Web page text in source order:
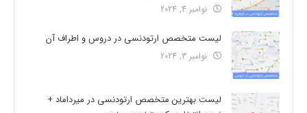
نوامبر 4, 2024
لیست متخصص ارتودنسی در دروس و اطراف آن
نوامبر 3, 2024
لیست بهترین متخصص ارتودنسی در میرداماد +